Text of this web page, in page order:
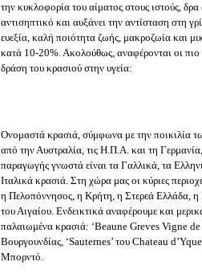
την κυκλοφορία του αίματος στους ιστούς,
αντισηπτικό και αυξάνει την αντίσταση στη
ευεξία, καλή ποιότητα ζωής, μακροζωία και
κατά 10-20%. Ακολούθως, αναφέρονται οι πιο
δράση του κρασιού στην υγεία:
Ονομαστά κρασιά, σύμφωνα με την ποικιλία
από την Αυστραλία, τις Η.Π.Α. και τη
παραγωγής γνωστά είναι τα Γαλλικά, τα
Ιταλικά κρασιά. Στη χώρα μας οι κύριες
η Πελοπόννησος, η Κρήτη, η Στερεά Ελλάδα, η
του Αιγαίου. Ενδεικτικά αναφέρουμε και
παλαιωμένα κρασιά: ‘Beaune Greves Vigne de
Βουργουνδίας, ‘Sauternes’ του Chateau
Μπορντό.